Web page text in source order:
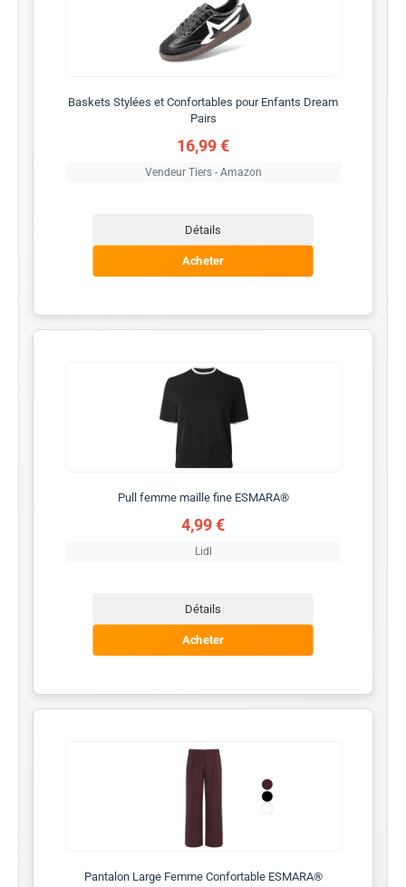
Baskets Stylées et Confortables pour Enfants Dream
Pairs
16,99 €
Vendeur Tiers - Amazon
Détails
Acheter
Pull femme maille fine ESMARA®
4,99 €
Lidl
Détails
Acheter
Pantalon Large Femme Confortable ESMARA®